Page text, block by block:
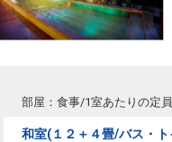
部屋：食事/1室あたりの定員
和室(１２＋４畳/バス・ト